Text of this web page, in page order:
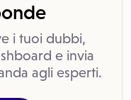
i tuoi dubbi,
e invia
agli esperti.